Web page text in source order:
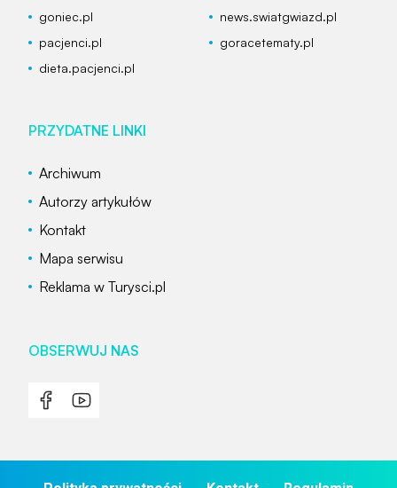
goniec.pl
news.swiatgwiazd.pl
pacjenci.pl
goracetematy.pl
dieta.pacjenci.pl
PRZYDATNE LINKI
Archiwum
Autorzy artykułów
Kontakt
Mapa serwisu
Reklama w Turysci.pl
OBSERWUJ NAS